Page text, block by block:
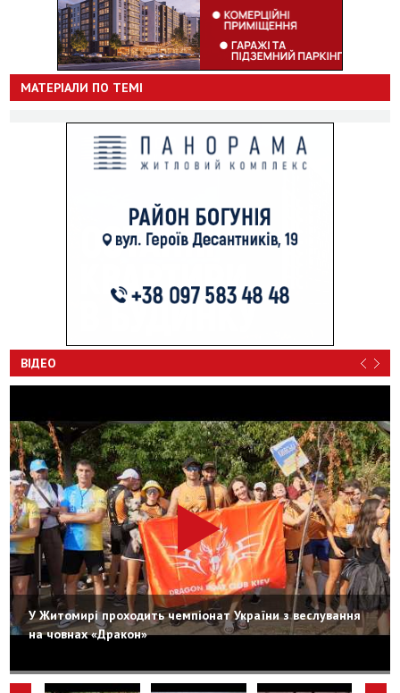
МАТЕРІАЛИ ПО ТЕМІ
ВІДЕО
У Житомирі проходить чемпіонат України з веслування
на човнах «Дракон»